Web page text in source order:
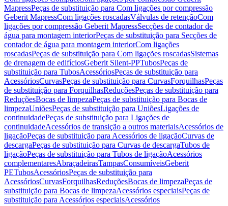
MapressPeças de substituição para Com ligações por compressão
Geberit MapressCom ligações roscadasVálvulas de retençãoCom
ligações por compressão Geberit MapressSecções de contador de
água para montagem interiorPeças de substituição para Secções de
contador de água para montagem interiorCom ligações
roscadasPeças de substituição para Com ligações roscadasSistemas
de drenagem de edifíciosGeberit Silent-PPTubosPeças de
substituição para TubosAcessóriosPeças de substituição para
AcessóriosCurvasPeças de substituição para CurvasForquilhasPeças
de substituição para ForquilhasReduçõesPeças de substituição para
ReduçõesBocas de limpezaPeças de substituição para Bocas de
limpezaUniõesPeças de substituição para UniõesLigações de
continuidadePeças de substituição para Ligações de
continuidadeAcessórios de transição a outros materiaisAcessórios de
ligaçãoPeças de substituição para Acessórios de ligaçãoCurvas de
descargaPeças de substituição para Curvas de descargaTubos de
ligaçãoPeças de substituição para Tubos de ligaçãoAcessórios
complementaresAbraçadeirasTampasConsumíveisGeberit
PETubosAcessóriosPeças de substituição para
AcessóriosCurvasForquilhasReduçõesBocas de limpezaPeças de
substituição para Bocas de limpezaAcessórios especiaisPeças de
substituição para Acessórios especiaisAcessórios